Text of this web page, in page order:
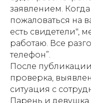
заявлением. Когда
пожаловаться на
есть свидетели",
работаю. Все
телефон”.
После
проверка,
ситуация с
Парень и девушка